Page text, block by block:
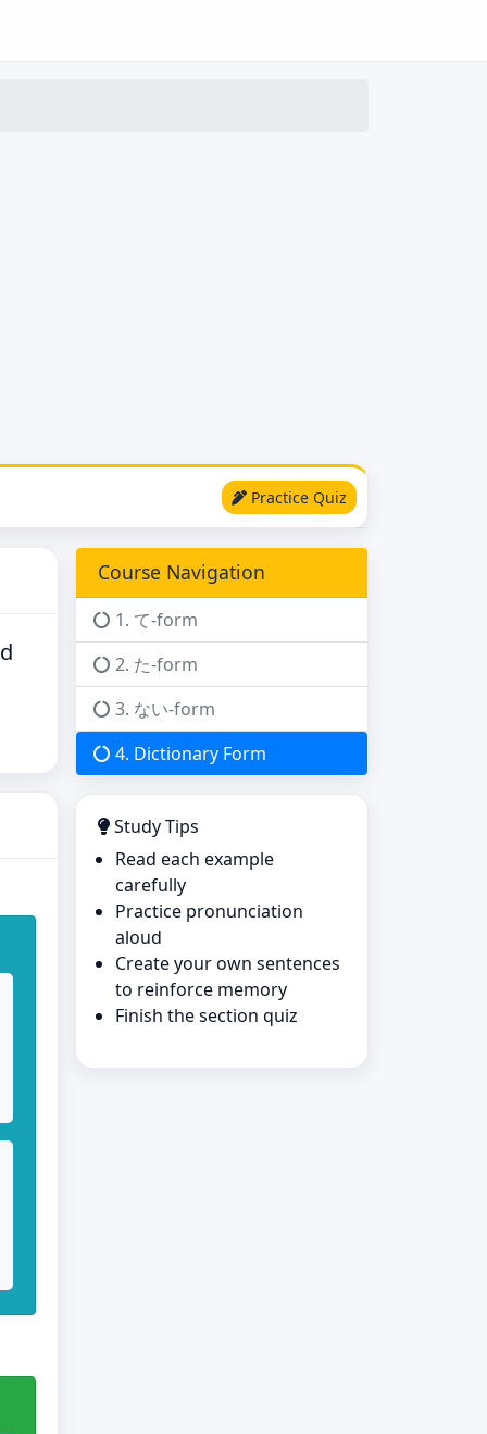
Practice Quiz
Course Navigation
1. て-form
2. た-form
3. ない-form
4. Dictionary Form
Study Tips
Read each example
carefully
Practice pronunciation
aloud
Create your own sentences
to reinforce memory
Finish the section quiz